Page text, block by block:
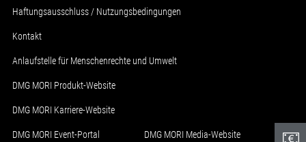
Haftungsausschluss / Nutzungsbedingungen
Kontakt
Anlaufstelle für Menschenrechte und Umwelt
DMG MORI Produkt-Website
DMG MORI Karriere-Website
DMG MORI Event-Portal DMG MORI Media-Website